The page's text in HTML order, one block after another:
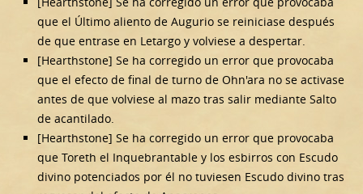
que el Último aliento de Augurio se reiniciase después
de que entrase en Letargo y volviese a despertar.
[Hearthstone] Se ha corregido un error que provocaba
que el efecto de final de turno de Ohn'ara no se activase
antes de que volviese al mazo tras salir mediante Salto
de acantilado.
[Hearthstone] Se ha corregido un error que provocaba
que Toreth el Inquebrantable y los esbirros con Escudo
divino potenciados por él no tuviesen Escudo divino tras